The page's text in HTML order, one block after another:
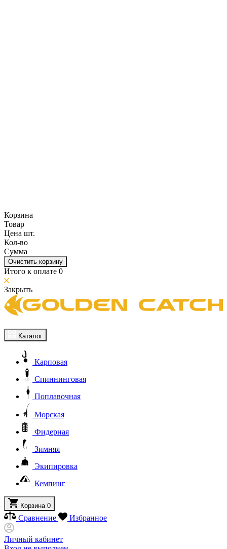
Корзина
Товар
Цена шт.
Кол-во
Сумма
Очистить корзину
Итого к оплате 0
Закрыть
Каталог
Карповая
Спиннинговая
Поплавочная
Морская
Фидерная
Зимняя
Экипировка
Кемпинг
Корзина 0
Сравнение Избранное
Личный кабинет